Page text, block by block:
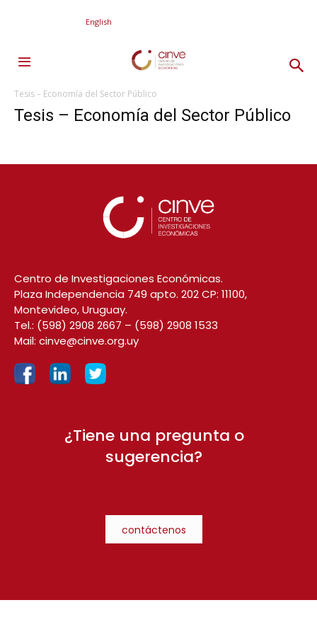
English
Tesis – Economía del Sector Público
Tesis – Economía del Sector Público
Centro de Investigaciones Económicas.
Plaza Independencia 749 apto. 202 CP: 11100,
Montevideo, Uruguay.
Tel.: (598) 2908 2667 – (598) 2908 1533
Mail: cinve@cinve.org.uy
¿Tiene una pregunta o
sugerencia?
contáctenos